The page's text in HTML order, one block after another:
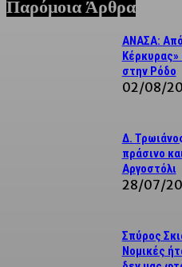
Παρόμοια Άρθρα
ΑΝΑΣΑ:
Κέρκυρας»
στην Ρόδο
02/08/
Δ.
πράσινο
Αργοστόλι
28/07/
Σπύρος
Νομικές